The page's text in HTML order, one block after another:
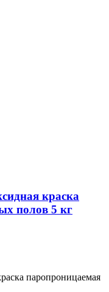
краска
полов 5 кг
паропроницаемая